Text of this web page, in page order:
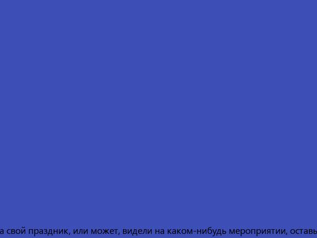
свой праздник, или может, видели на каком-нибудь мероприятии,